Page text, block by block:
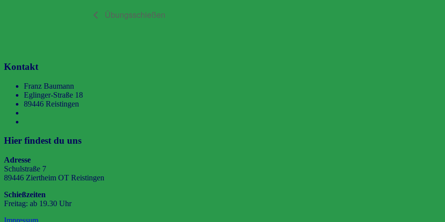
Übungsschießen
Kontakt
Franz Baumann
Eglinger-Straße 18
89446 Reistingen
Hier findest du uns
Adresse
Schulstraße 7
89446 Ziertheim OT Reistingen
Schießzeiten
Freitag: ab 19.30 Uhr